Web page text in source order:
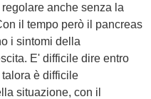
anche senza la
il tempo però il pancreas
i sintomi della
E' difficile dire entro
è difficile
situazione, con il